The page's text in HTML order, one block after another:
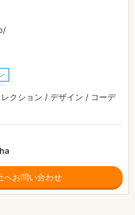
クション / デザイン / コーデ
へお問い合わせ